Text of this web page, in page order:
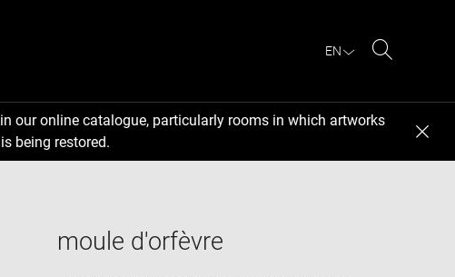
EN
our online catalogue, particularly rooms in which artworks
being restored.
moule d'orfèvre